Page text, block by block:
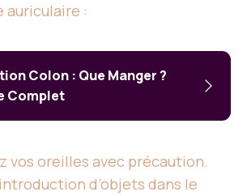
auriculaire :
Colon : Que Manger ?
Complet
vos oreilles avec précaution.
d’objets dans le